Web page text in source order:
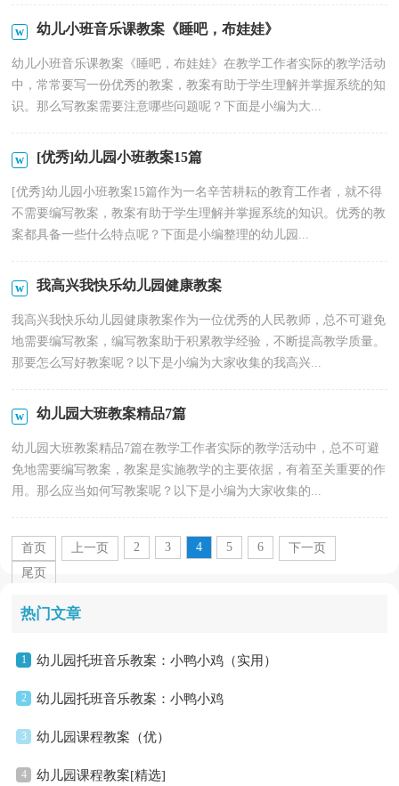
幼儿小班音乐课教案《睡吧，布娃娃》
幼儿小班音乐课教案《睡吧，布娃娃》在教学工作者实际的教学活动
中，常常要写一份优秀的教案，教案有助于学生理解并掌握系统的知
识。那么写教案需要注意哪些问题呢？下面是小编为大...
[优秀]幼儿园小班教案15篇
[优秀]幼儿园小班教案15篇作为一名辛苦耕耘的教育工作者，就不得
不需要编写教案，教案有助于学生理解并掌握系统的知识。优秀的教
案都具备一些什么特点呢？下面是小编整理的幼儿园...
我高兴我快乐幼儿园健康教案
我高兴我快乐幼儿园健康教案作为一位优秀的人民教师，总不可避免
地需要编写教案，编写教案助于积累教学经验，不断提高教学质量。
那要怎么写好教案呢？以下是小编为大家收集的我高兴...
幼儿园大班教案精品7篇
幼儿园大班教案精品7篇在教学工作者实际的教学活动中，总不可避
免地需要编写教案，教案是实施教学的主要依据，有着至关重要的作
用。那么应当如何写教案呢？以下是小编为大家收集的...
首页 上一页 2 3 4 5 6
下一页
尾页
热门文章
1 幼儿园托班音乐教案：小鸭小鸡（实用）
2 幼儿园托班音乐教案：小鸭小鸡
3 幼儿园课程教案（优）
4 幼儿园课程教案[精选]